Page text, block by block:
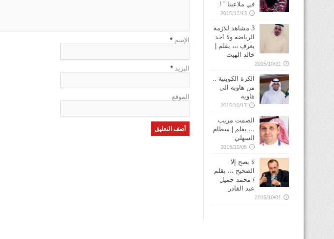
الإسم *
البريد *
الموقع
في ملاعبنا ” !
2015/12/13
3 مشاهد للازمة
الرياضة ولا احد
يعرف ،،، بقلم |
خالد الهيت
2015/10/21
الكرة الكويتية ..
من هاويه الى
هاويه
2015/10/17
الصمت مريب
،،، بقلم | سطام
السهلي
2015/10/05
لا يصح إلا
الصحيح ،،، بقلم
/ محمد جميل
عبد القادر
2015/10/01